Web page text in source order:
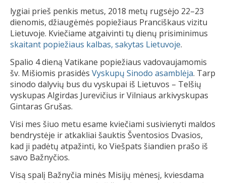
lygiai prieš penkis metus, 2018 metų rugsėjo 22–23
dienomis, džiaugėmės popiežiaus Pranciškaus vizitu
Lietuvoje. Kviečiame atgaivinti tų dienų prisiminimus
skaitant popiežiaus kalbas, sakytas Lietuvoje.
Spalio 4 dieną Vatikane popiežiaus vadovaujamomis
šv. Mišiomis prasidės Vyskupų Sinodo asamblėja. Tarp
sinodo dalyvių bus du vyskupai iš Lietuvos – Telšių
vyskupas Algirdas Jurevičius ir Vilniaus arkivyskupas
Gintaras Grušas.
Visi mes šiuo metu esame kviečiami susivienyti maldos
bendrystėje ir atkakliai šauktis Šventosios Dvasios,
kad ji padėtų atpažinti, ko Viešpats šiandien prašo iš
savo Bažnyčios.
Visą spalį Bažnyčia minės Misijų mėnesį, kviesdama